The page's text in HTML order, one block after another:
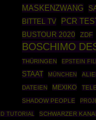
MASKENZWANG
BITTEL TV
PCR
BUSTOUR 2020 ZDF
BOSCHIMO
THÜRINGEN EPSTEIN
STAAT
MÜNCHEN
DATEIEN
MEXIKO
SHADOW PEOPLE
TUTORIAL SCHWARZER KANAL